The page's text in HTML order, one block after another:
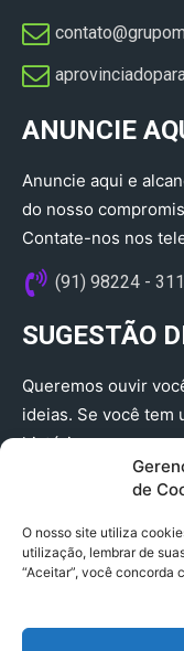
de
O nosso site utiliza
utilização, lembrar de
“Aceitar”, você concorda
ANUNCIE
Anuncie aqui e
do nosso
Contate-nos nos
(91) 98224 -
SUGESTÃO
Queremos ouvir
ideias. Se você tem
história que merece
(91) 98224 -